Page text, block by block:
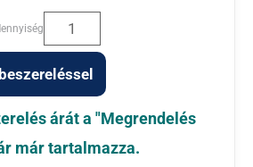
árát a "Megrendelés
már tartalmazza.